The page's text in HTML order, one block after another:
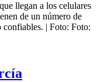
llegan a los celulares
de un número de
confiables. | Foto: Foto: